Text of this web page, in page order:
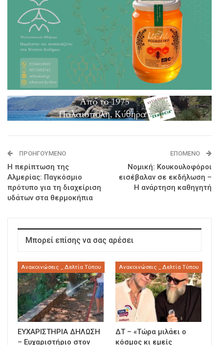
ΠΡΟΗΓΟΎΜΕΝΟ
Η περίπτωση της
Αλμερίας: Παγκόσμιο
πρότυπο για τη διαχείριση
υδάτων στα θερμοκήπια
ΕΠΌΜΕΝΟ
Νομική: Κουκουλοφόροι
εισέβαλαν σε εκδήλωση –
Η ανάρτηση καθηγητή
Μπορεί επίσης να σας αρέσει
Ανακοινώσεις _ Δελτία Τύπου
ΕΥΧΑΡΙΣΤΗΡΙΑ ΔΗΛΩΣΗ
– Ευχαριστήριο στον
Ανακοινώσεις _ Δελτία Τύπου
ΔΤ – «Τώρα μιλάει ο
κόσμος κι εμείς